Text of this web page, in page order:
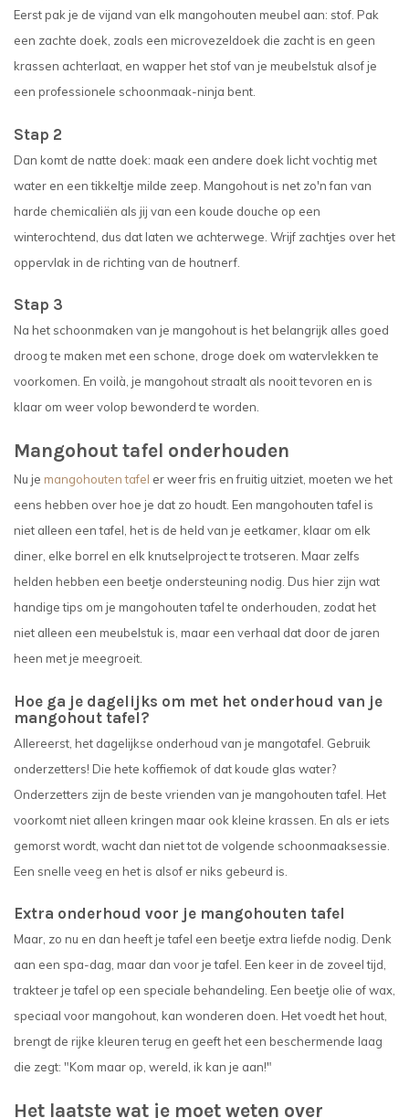
Eerst pak je de vijand van elk mangohouten meubel aan: stof. Pak
een zachte doek, zoals een microvezeldoek die zacht is en geen
krassen achterlaat, en wapper het stof van je meubelstuk alsof je
een professionele schoonmaak-ninja bent.
Stap 2
Dan komt de natte doek: maak een andere doek licht vochtig met
water en een tikkeltje milde zeep. Mangohout is net zo'n fan van
harde chemicaliën als jij van een koude douche op een
winterochtend, dus dat laten we achterwege. Wrijf zachtjes over het
oppervlak in de richting van de houtnerf.
Stap 3
Na het schoonmaken van je mangohout is het belangrijk alles goed
droog te maken met een schone, droge doek om watervlekken te
voorkomen. En voilà, je mangohout straalt als nooit tevoren en is
klaar om weer volop bewonderd te worden.
Mangohout tafel onderhouden
Nu je mangohouten tafel er weer fris en fruitig uitziet, moeten we het
eens hebben over hoe je dat zo houdt. Een mangohouten tafel is
niet alleen een tafel, het is de held van je eetkamer, klaar om elk
diner, elke borrel en elk knutselproject te trotseren. Maar zelfs
helden hebben een beetje ondersteuning nodig. Dus hier zijn wat
handige tips om je mangohouten tafel te onderhouden, zodat het
niet alleen een meubelstuk is, maar een verhaal dat door de jaren
heen met je meegroeit.
Hoe ga je dagelijks om met het onderhoud van je
mangohout tafel?
Allereerst, het dagelijkse onderhoud van je mangotafel. Gebruik
onderzetters! Die hete koffiemok of dat koude glas water?
Onderzetters zijn de beste vrienden van je mangohouten tafel. Het
voorkomt niet alleen kringen maar ook kleine krassen. En als er iets
gemorst wordt, wacht dan niet tot de volgende schoonmaaksessie.
Een snelle veeg en het is alsof er niks gebeurd is.
Extra onderhoud voor je mangohouten tafel
Maar, zo nu en dan heeft je tafel een beetje extra liefde nodig. Denk
aan een spa-dag, maar dan voor je tafel. Een keer in de zoveel tijd,
trakteer je tafel op een speciale behandeling. Een beetje olie of wax,
speciaal voor mangohout, kan wonderen doen. Het voedt het hout,
brengt de rijke kleuren terug en geeft het een beschermende laag
die zegt: "Kom maar op, wereld, ik kan je aan!"
Het laatste wat je moet weten over